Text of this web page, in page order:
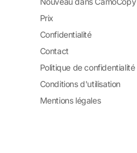
Prix
Confidentialité
Contact
Politique de confidentialité
Conditions d'utilisation
Mentions légales